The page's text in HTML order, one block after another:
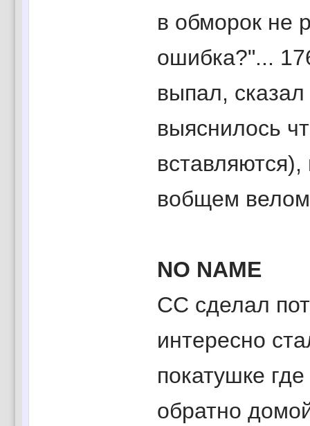
в обморок не
ошибка?"...
выпал,
выяснилось
вобщем
NO NAME
CC сделал
интересно
покатушке
обратно